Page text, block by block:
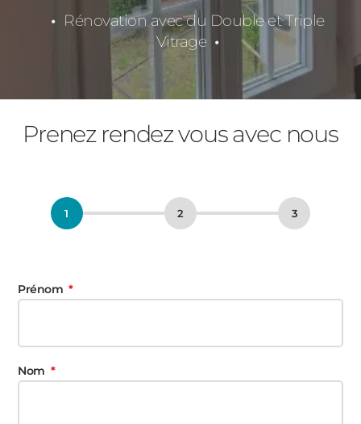
Rénovation avec du Double et Triple
Vitrage
Prenez rendez vous avec nous
Prénom
Nom